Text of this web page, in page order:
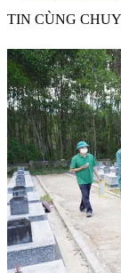
TIN CÙNG